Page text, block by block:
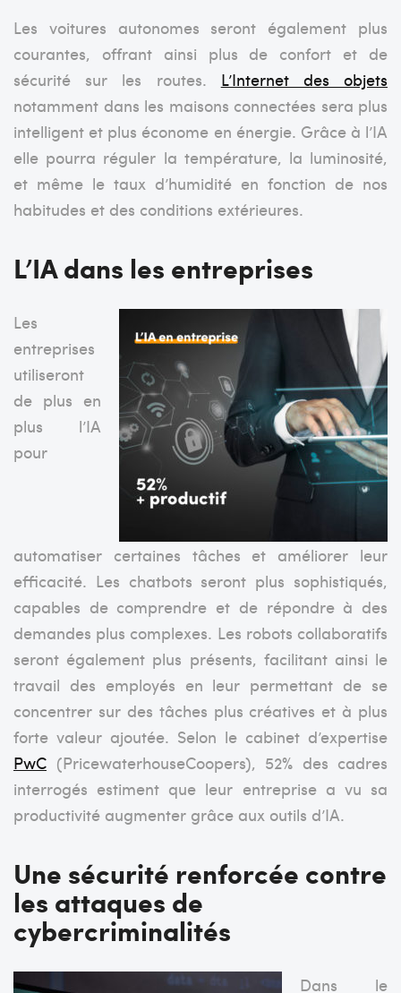
Les voitures autonomes seront également plus
courantes, offrant ainsi plus de confort et de
sécurité sur les routes. L’Internet des objets
notamment dans les maisons connectées sera plus
intelligent et plus économe en énergie. Grâce à l’IA
elle pourra réguler la température, la luminosité,
et même le taux d’humidité en fonction de nos
habitudes et des conditions extérieures.
L’IA dans les entreprises
Les
entreprises
utiliseront
de plus en
plus l’IA
pour
automatiser certaines tâches et améliorer leur
efficacité. Les chatbots seront plus sophistiqués,
capables de comprendre et de répondre à des
demandes plus complexes. Les robots collaboratifs
seront également plus présents, facilitant ainsi le
travail des employés en leur permettant de se
concentrer sur des tâches plus créatives et à plus
forte valeur ajoutée. Selon le cabinet d’expertise
PwC (PricewaterhouseCoopers), 52% des cadres
interrogés estiment que leur entreprise a vu sa
productivité augmenter grâce aux outils d’IA.
Une sécurité renforcée contre
les attaques de
cybercriminalités
Dans le